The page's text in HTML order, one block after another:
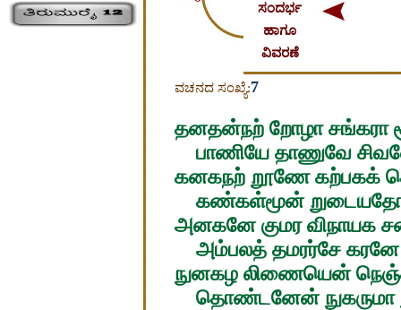
ಸಂದರ್ಭ
ಹಾಗೂ
ವಿವರಣೆ
ವಚನದ ಸಂಖ್ಯೆ:7
தனதன்நற் றோழா சங்கரா
பாணியே தாணுவே
கனகநற் றூணே கற்பகக்
கண்கள்மூன்
அனகனே குமர விநாயக
அம்பலத் தமரர்சே கரனே
நுனகழ லிணையென்
தொண்டனேன் நுகருமா